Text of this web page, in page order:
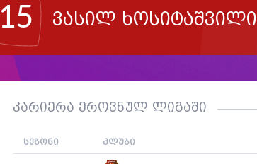
15 ვასილ ხოსიტაშვილი
კარიერა ეროვნულ ლიგაში
სეზონი კლუბი